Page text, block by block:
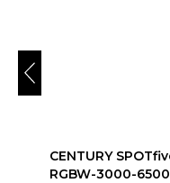
CENTURY
RGBW-3000-